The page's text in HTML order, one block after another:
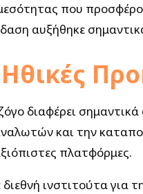
που
αυξήθηκε
διαφέρει
και την
πλατφόρμες.
ινστιτούτα